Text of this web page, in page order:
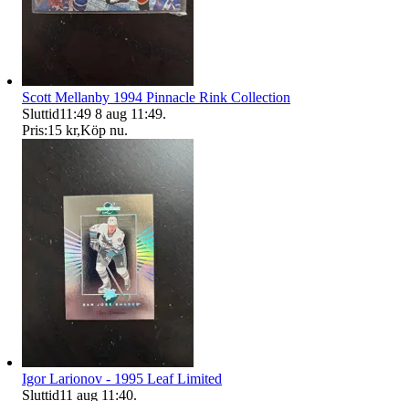
Scott Mellanby 1994 Pinnacle Rink Collection
Sluttid11:49 8 aug 11:49.
Pris:15 kr,Köp nu.
Igor Larionov - 1995 Leaf Limited
Sluttid11 aug 11:40.